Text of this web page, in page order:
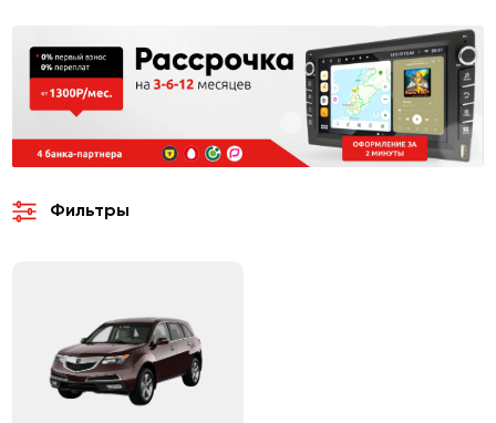
Фильтры